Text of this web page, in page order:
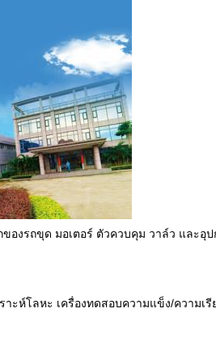
งรถขุด มอเตอร์ ตัวควบคุม วาล์ว และอุ
ห์โลหะ เครื่องทดสอบความแข็ง/ความเ